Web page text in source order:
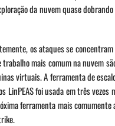
da nuvem quase
os ataques se
trabalho mais comum na nuvem
virtuais. A ferramenta de
LinPEAS foi usada em três vezes
ferramenta mais comumente